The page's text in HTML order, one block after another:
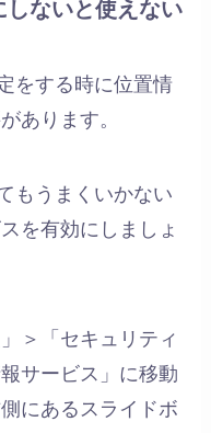
ないと使えない
をする時に位置情
あります。
もうまくいかない
を有効にしましょ
＞「セキュリティ
サービス」に移動
にあるスライドボ